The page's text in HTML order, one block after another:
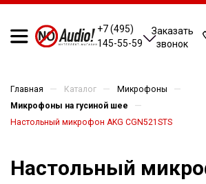
+7 (495)
145-55-59
Заказать
звонок
Главная — Каталог — Микрофоны —
Микрофоны на гусиной шее —
Настольный микрофон AKG CGN521STS
Настольный